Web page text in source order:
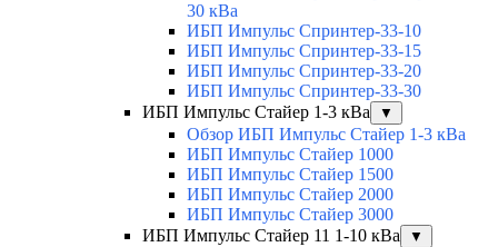
30 кВа
ИБП Импульс Спринтер-33-10
ИБП Импульс Спринтер-33-15
ИБП Импульс Спринтер-33-20
ИБП Импульс Спринтер-33-30
ИБП Импульс Стайер 1-3 кВа
▼
Обзор ИБП Импульс Стайер 1-3 кВа
ИБП Импульс Стайер 1000
ИБП Импульс Стайер 1500
ИБП Импульс Стайер 2000
ИБП Импульс Стайер 3000
ИБП Импульс Стайер 11 1-10 кВа
▼